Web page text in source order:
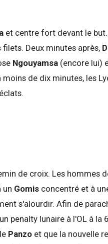
et centre fort devant le but.
Deux minutes après,
Ngouyamsa (encore lui)
de dix minutes, les
de croix. Les hommes
un Gomis concentré et à
s'alourdir. Afin de
penalty lunaire à l'OL à
Panzo et que la nouvelle